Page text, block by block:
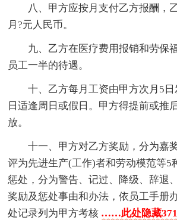
八、甲方应按月支付乙方报酬，
月?元人民币。
九、乙方在医疗费用报销和劳保
员工一半的待遇。
十、乙方每月工资由甲方次月5
日适逢周日或假日。甲方得提前或推
放。
十一、甲方对乙方奖励，分为嘉
评为先进生产(工作)者和劳动模范等5
惩处，分为警告、记过、降级、辞退
奖励及惩处事由和办法，依员工手册
处记录列为甲方考核 ……此处隐藏